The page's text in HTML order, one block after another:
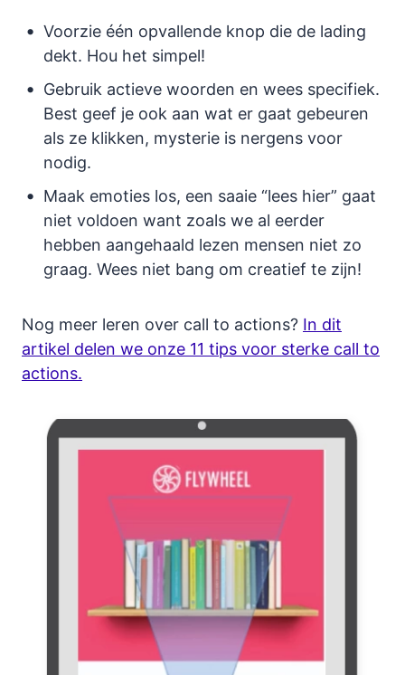
Voorzie één opvallende knop die de lading
dekt. Hou het simpel!
Gebruik actieve woorden en wees specifiek.
Best geef je ook aan wat er gaat gebeuren
als ze klikken, mysterie is nergens voor
nodig.
Maak emoties los, een saaie “lees hier” gaat
niet voldoen want zoals we al eerder
hebben aangehaald lezen mensen niet zo
graag. Wees niet bang om creatief te zijn!
Nog meer leren over call to actions? In dit
artikel delen we onze 11 tips voor sterke call to
actions.